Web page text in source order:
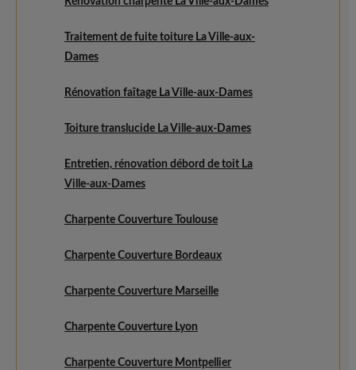
Traitement de fuite toiture La Ville-aux-
Dames
Rénovation faîtage La Ville-aux-Dames
Toiture translucide La Ville-aux-Dames
Entretien, rénovation débord de toit La
Ville-aux-Dames
Charpente Couverture Toulouse
Charpente Couverture Bordeaux
Charpente Couverture Marseille
Charpente Couverture Lyon
Charpente Couverture Montpellier